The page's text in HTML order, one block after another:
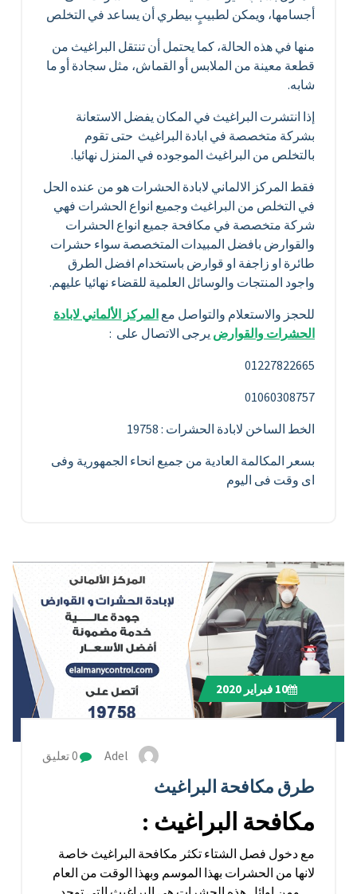
أجسامها، ويمكن لطبيبٍ بيطري أن يساعد في التخلص
منها في هذه الحالة، كما يحتمل أن تنتقل البراغيث من
قطعة معينة من الملابس أو القماش، مثل سجادة أو ما
شابه.
إذا انتشرت البراغيث في المكان يفضل الاستعانة
بشركة متخصصة في ابادة البراغيث حتى تقوم
بالتخلص من البراغيث الموجوده في المنزل نهائيا.
فقط المركز الالماني لابادة الحشرات هو من عنده الحل
في التخلص من البراغيث وجميع انواع الحشرات فهي
شركة متخصصة في مكافحة جميع انواع الحشرات
والقوارض بافضل المبيدات المتخصصة سواء حشرات
طائرة او زاجفة او قوارض باستخدام افضل الطرق
واجود المنتجات والوسائل العلمية للقضاء نهائيا عليهم.
للحجز والاستعلام والتواصل معالمركز الألماني لابادة
الحشرات والقوارض يرجى الاتصال على :
01227822665
01060308757
الخط الساخن لابادة الحشرات : 19758
بسعر المكالمة العادية من جميع انحاء الجمهورية وفى
اى وقت فى اليوم
10فبراير 2020
Adel 0 تعليق
طرق مكافحة البراغيث
مكافحة البراغيث :
مع دخول فصل الشتاء تكثر مكافحة البراغيث خاصة
لانها من الحشرات بهذا الموسم وبهذا الوقت من العام